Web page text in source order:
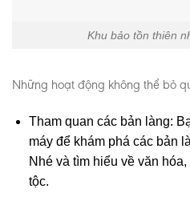
Khu bảo tồn thiên
Những hoạt động không thể bỏ
Tham quan các bản làng:
máy để khám phá các bản
Nhé và tìm hiểu về văn
tộc.